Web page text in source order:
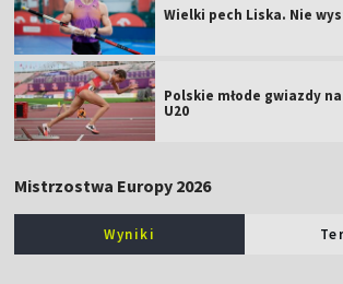
Wielki pech Liska. Nie
Polskie młode gwiazdy
U20
Mistrzostwa Europy 2026
Wyniki